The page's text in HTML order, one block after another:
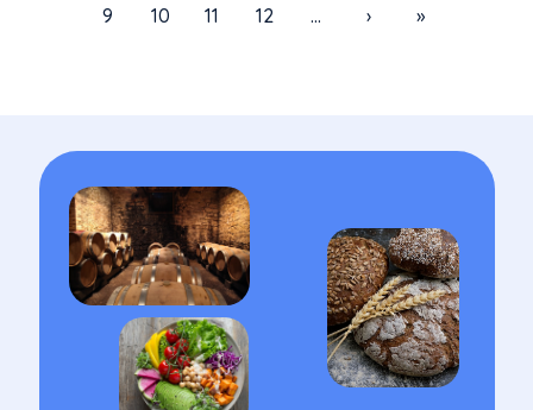
Page
9 Page
10 Page
11 Page
12 … Page suivante
› Dernière
»